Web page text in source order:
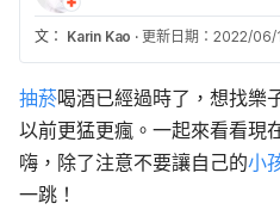
文： Karin Kao · 更新日期：2022/06/
抽菸喝酒已經過時了，想找樂
以前更猛更瘋。一起來看看現
嗨，除了注意不要讓自己的小
一跳！